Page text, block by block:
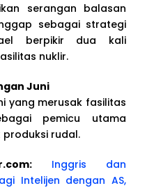
serangan balasan
sebagai strategi
berpikir dua kali
nuklir.
Juni
yang merusak fasilitas
pemicu utama
rudal.
Inggris dan
Intelijen dengan AS,